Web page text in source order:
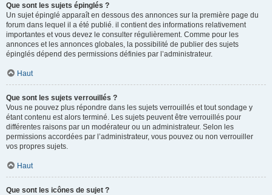
Que sont les sujets épinglés ?
Un sujet épinglé apparaît en dessous des annonces sur la première page du
forum dans lequel il a été publié. il contient des informations relativement
importantes et vous devez le consulter régulièrement. Comme pour les
annonces et les annonces globales, la possibilité de publier des sujets
épinglés dépend des permissions définies par l’administrateur.
Haut
Que sont les sujets verrouillés ?
Vous ne pouvez plus répondre dans les sujets verrouillés et tout sondage y
étant contenu est alors terminé. Les sujets peuvent être verrouillés pour
différentes raisons par un modérateur ou un administrateur. Selon les
permissions accordées par l’administrateur, vous pouvez ou non verrouiller
vos propres sujets.
Haut
Que sont les icônes de sujet ?